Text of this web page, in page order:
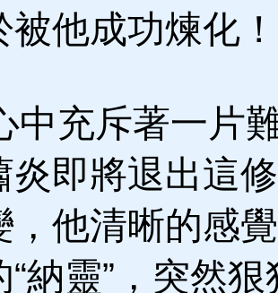
被他成功煉化！
充斥著一片
炎即將退出這
，他清晰的感
“納靈”，突然